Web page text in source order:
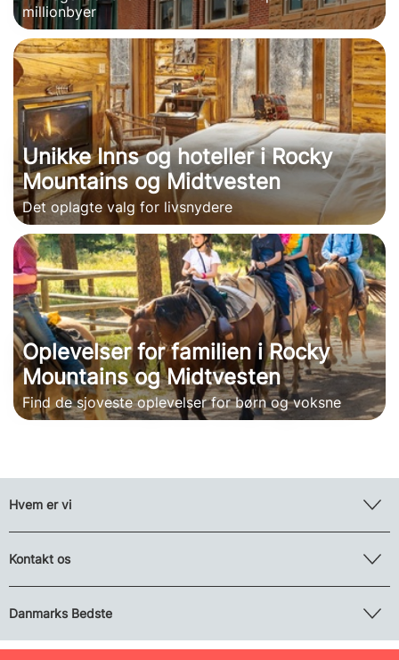
millionbyer
Unikke Inns og hoteller i Rocky
Mountains og Midtvesten
Det oplagte valg for livsnydere
Oplevelser for familien i Rocky
Mountains og Midtvesten
Find de sjoveste oplevelser for børn og voksne
Hvem er vi
Kontakt os
Danmarks Bedste